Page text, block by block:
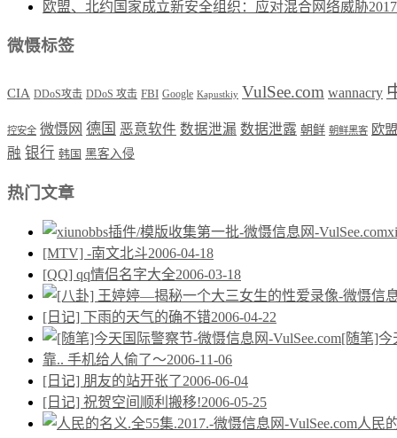
欧盟、北约国家成立新安全组织：应对混合网络威胁
微慑标签
CIA DDoS攻击 DDoS 攻击 FBI Google Kapustkiy VulSee.com wannacry
控安全 微慑网 德国 恶意软件 数据泄漏 数据泄露 朝鲜 朝鲜黑客 欧盟
融 银行 韩国 黑客入侵
热门文章
[MTV] -南文北斗2006-04-18
[QQ] qq情侣名字大全2006-03-18
[日记] 下雨的天气的确不错2006-04-22
[随笔]今
靠.. 手机给人偷了～2006-11-06
[日记] 朋友的站开张了2006-06-04
[日记] 祝贺空间顺利搬移!2006-05-25
人民